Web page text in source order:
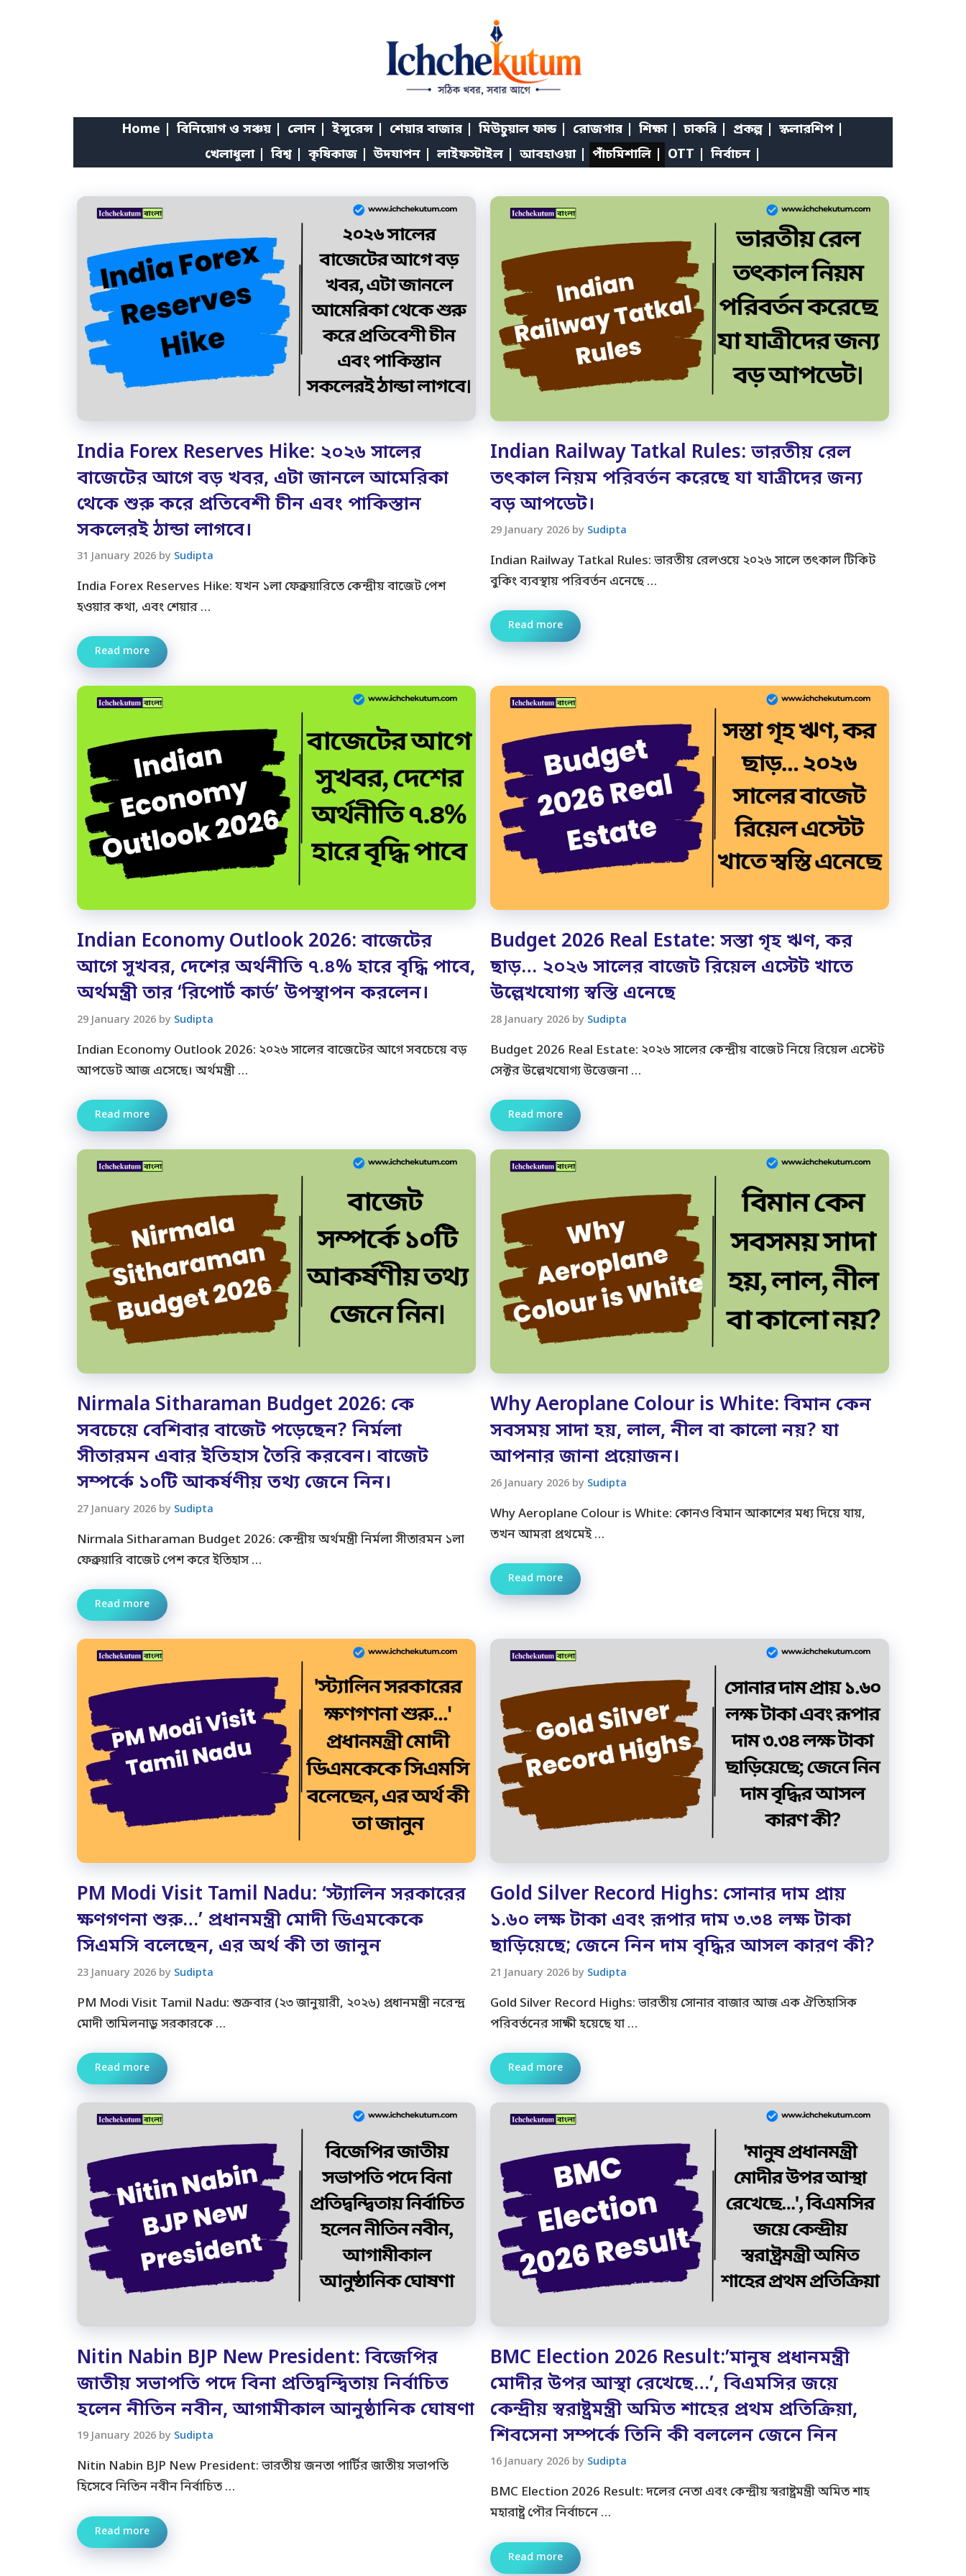
Home | বিনিয়োগ ও সঞ্চয় | লোন | ইন্সুরেন্স | শেয়ার বাজার | মিউচুয়াল ফান্ড | রোজগার | শিক্ষা | চাকরি | প্রকল্প |
স্কলারশিপ |
খেলাধুলা |
বিশ্ব | কৃষিকাজ | উদযাপন | লাইফস্টাইল | আবহাওয়া | পাঁচমিশালি | OTT | নির্বাচন |
India Forex Reserves Hike: ২০২৬ সালের
বাজেটের আগে বড় খবর, এটা জানলে আমেরিকা
থেকে শুরু করে প্রতিবেশী চীন এবং পাকিস্তান
সকলেরই ঠান্ডা লাগবে।
31 January 2026 by Sudipta
India Forex Reserves Hike: যখন ১লা ফেব্রুয়ারিতে কেন্দ্রীয় বাজেট পেশ
হওয়ার কথা, এবং শেয়ার …
Read more
Indian Railway Tatkal Rules: ভারতীয় রেল
তৎকাল নিয়ম পরিবর্তন করেছে যা যাত্রীদের জন্য
বড় আপডেট।
29 January 2026 by Sudipta
Indian Railway Tatkal Rules: ভারতীয় রেলওয়ে ২০২৬ সালে তৎকাল টিকিট
বুকিং ব্যবস্থায় পরিবর্তন এনেছে …
Read more
Indian Economy Outlook 2026: বাজেটের
আগে সুখবর, দেশের অর্থনীতি ৭.৪% হারে বৃদ্ধি পাবে,
অর্থমন্ত্রী তার ‘রিপোর্ট কার্ড’ উপস্থাপন করলেন।
29 January 2026 by Sudipta
Indian Economy Outlook 2026: ২০২৬ সালের বাজেটের আগে সবচেয়ে বড়
আপডেট আজ এসেছে। অর্থমন্ত্রী …
Read more
Budget 2026 Real Estate: সস্তা গৃহ ঋণ, কর
ছাড়… ২০২৬ সালের বাজেট রিয়েল এস্টেট খাতে
উল্লেখযোগ্য স্বস্তি এনেছে
28 January 2026 by Sudipta
Budget 2026 Real Estate: ২০২৬ সালের কেন্দ্রীয় বাজেট নিয়ে রিয়েল এস্টেট
সেক্টর উল্লেখযোগ্য উত্তেজনা …
Read more
Nirmala Sitharaman Budget 2026: কে
সবচেয়ে বেশিবার বাজেট পড়েছেন? নির্মলা
সীতারমন এবার ইতিহাস তৈরি করবেন। বাজেট
সম্পর্কে ১০টি আকর্ষণীয় তথ্য জেনে নিন।
27 January 2026 by Sudipta
Nirmala Sitharaman Budget 2026: কেন্দ্রীয় অর্থমন্ত্রী নির্মলা সীতারমন ১লা
ফেব্রুয়ারি বাজেট পেশ করে ইতিহাস …
Read more
Why Aeroplane Colour is White: বিমান কেন
সবসময় সাদা হয়, লাল, নীল বা কালো নয়? যা
আপনার জানা প্রয়োজন।
26 January 2026 by Sudipta
Why Aeroplane Colour is White: কোনও বিমান আকাশের মধ্য দিয়ে যায়,
তখন আমরা প্রথমেই …
Read more
PM Modi Visit Tamil Nadu: ‘স্ট্যালিন সরকারের
ক্ষণগণনা শুরু…’ প্রধানমন্ত্রী মোদী ডিএমকেকে
সিএমসি বলেছেন, এর অর্থ কী তা জানুন
23 January 2026 by Sudipta
PM Modi Visit Tamil Nadu: শুক্রবার (২৩ জানুয়ারী, ২০২৬) প্রধানমন্ত্রী নরেন্দ্র
মোদী তামিলনাড়ু সরকারকে …
Read more
Gold Silver Record Highs: সোনার দাম প্রায়
১.৬০ লক্ষ টাকা এবং রূপার দাম ৩.৩৪ লক্ষ টাকা
ছাড়িয়েছে; জেনে নিন দাম বৃদ্ধির আসল কারণ কী?
21 January 2026 by Sudipta
Gold Silver Record Highs: ভারতীয় সোনার বাজার আজ এক ঐতিহাসিক
পরিবর্তনের সাক্ষী হয়েছে যা …
Read more
Nitin Nabin BJP New President: বিজেপির
জাতীয় সভাপতি পদে বিনা প্রতিদ্বন্দ্বিতায় নির্বাচিত
হলেন নীতিন নবীন, আগামীকাল আনুষ্ঠানিক ঘোষণা
19 January 2026 by Sudipta
Nitin Nabin BJP New President: ভারতীয় জনতা পার্টির জাতীয় সভাপতি
হিসেবে নিতিন নবীন নির্বাচিত …
Read more
BMC Election 2026 Result:’মানুষ প্রধানমন্ত্রী
মোদীর উপর আস্থা রেখেছে…’, বিএমসির জয়ে
কেন্দ্রীয় স্বরাষ্ট্রমন্ত্রী অমিত শাহের প্রথম প্রতিক্রিয়া,
শিবসেনা সম্পর্কে তিনি কী বললেন জেনে নিন
16 January 2026 by Sudipta
BMC Election 2026 Result: দলের নেতা এবং কেন্দ্রীয় স্বরাষ্ট্রমন্ত্রী অমিত শাহ
মহারাষ্ট্র পৌর নির্বাচনে …
Read more